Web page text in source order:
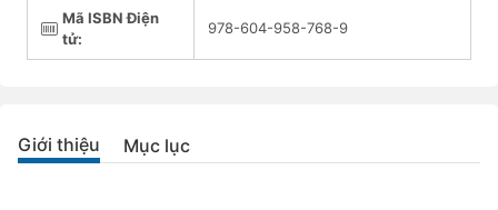
Mã ISBN Điện
tử:
978-604-958-768-9
Giới thiệu Mục lục